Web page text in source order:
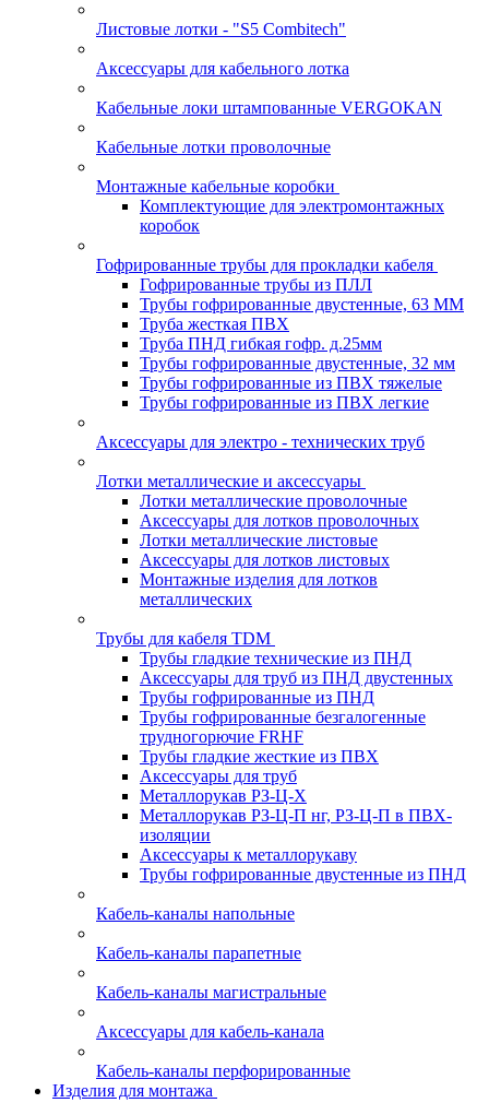
Листовые лотки - "S5 Combitech"
Аксессуары для кабельного лотка
Кабельные локи штампованные VERGOKAN
Кабельные лотки проволочные
Монтажные кабельные коробки
Комплектующие для электромонтажных
коробок
Гофрированные трубы для прокладки кабеля
Гофрированные трубы из ПЛЛ
Трубы гофрированные двустенные, 63 ММ
Труба жесткая ПВХ
Труба ПНД гибкая гофр. д.25мм
Трубы гофрированные двустенные, 32 мм
Трубы гофрированные из ПВХ тяжелые
Трубы гофрированные из ПВХ легкие
Аксессуары для электро - технических труб
Лотки металлические и аксессуары
Лотки металлические проволочные
Аксессуары для лотков проволочных
Лотки металлические листовые
Аксессуары для лотков листовых
Монтажные изделия для лотков
металлических
Трубы для кабеля TDM
Трубы гладкие технические из ПНД
Аксессуары для труб из ПНД двустенных
Трубы гофрированные из ПНД
Трубы гофрированные безгалогенные
трудногорючие FRHF
Трубы гладкие жесткие из ПВХ
Аксессуары для труб
Металлорукав РЗ-Ц-Х
Металлорукав РЗ-Ц-П нг, РЗ-Ц-П в ПВХ-
изоляции
Аксессуары к металлорукаву
Трубы гофрированные двустенные из ПНД
Кабель-каналы напольные
Кабель-каналы парапетные
Кабель-каналы магистральные
Аксессуары для кабель-канала
Кабель-каналы перфорированные
Изделия для монтажа